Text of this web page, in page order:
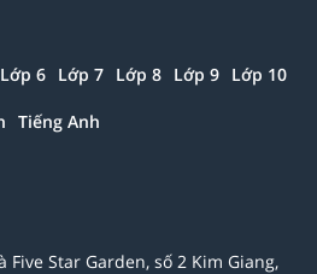
Lớp 6 Lớp 7 Lớp 8 Lớp 9 Lớp 10
Tiếng Anh
Five Star Garden, số 2 Kim Giang,